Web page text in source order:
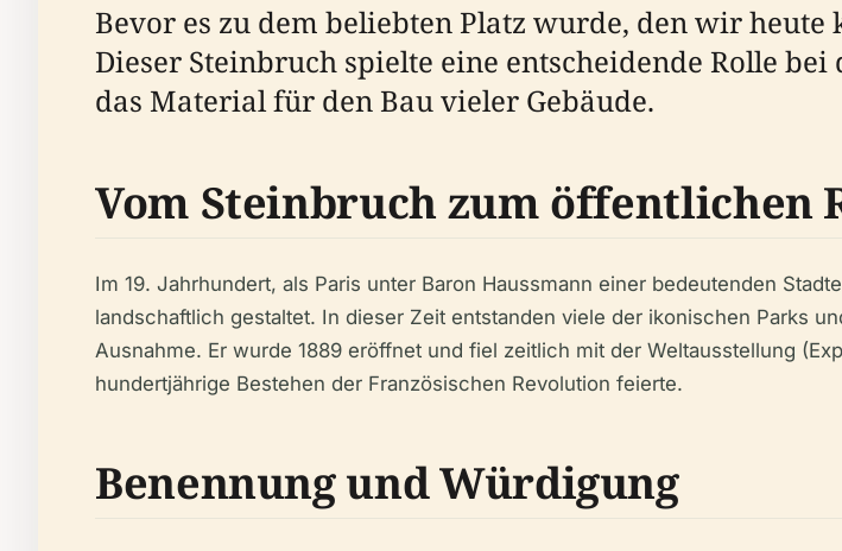
Bevor es zu dem beliebten Platz wurde, den wir
Dieser Steinbruch spielte eine entscheidende Rolle
das Material für den Bau vieler Gebäude.
Vom Steinbruch zum öffentlichen
Im 19. Jahrhundert, als Paris unter Baron Haussmann einer bedeutenden
landschaftlich gestaltet. In dieser Zeit entstanden viele der ikonischen Parks
Ausnahme. Er wurde 1889 eröffnet und fiel zeitlich mit der Weltausstellung
hundertjährige Bestehen der Französischen Revolution feierte.
Benennung und Würdigung